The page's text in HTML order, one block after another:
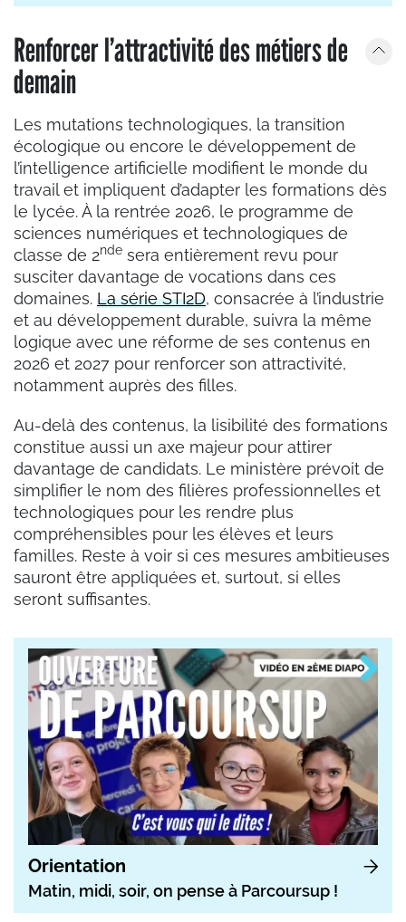
Renforcer l’attractivité des métiers de
demain
Les mutations technologiques, la transition
écologique ou encore le développement de
l’intelligence artificielle modifient le monde du
travail et impliquent d’adapter les formations dès
le lycée. À la rentrée 2026, le programme de
sciences numériques et technologiques de
classe de 2nde sera entièrement revu pour
susciter davantage de vocations dans ces
domaines. La série STI2D, consacrée à l’industrie
et au développement durable, suivra la même
logique avec une réforme de ses contenus en
2026 et 2027 pour renforcer son attractivité,
notamment auprès des filles.
Au-delà des contenus, la lisibilité des formations
constitue aussi un axe majeur pour attirer
davantage de candidats. Le ministère prévoit de
simplifier le nom des filières professionnelles et
technologiques pour les rendre plus
compréhensibles pour les élèves et leurs
familles. Reste à voir si ces mesures ambitieuses
sauront être appliquées et, surtout, si elles
seront suffisantes.
Orientation
Matin, midi, soir, on pense à Parcoursup !